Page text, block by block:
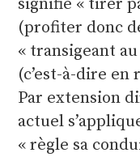
(profiter donc
« transigeant
(c’est-à-dire en
Par extension
actuel
« règle sa